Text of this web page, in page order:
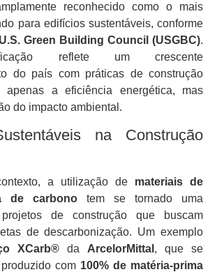
reconhecido como o mais
para edifícios sustentáveis, conforme
U.S. Green Building Council (USGBC).
reflete um crescente
do país com práticas de construção
a eficiência energética, mas
do impacto ambiental.
na Construção
a utilização de materiais de
de carbono tem se tornado uma
de construção que buscam
de descarbonização. Um exemplo
XCarb® da ArcelorMittal , que se
com 100% de matéria-prima